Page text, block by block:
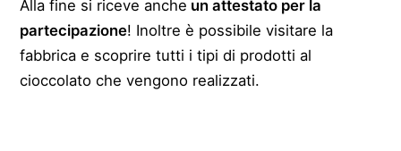
Alla fine si riceve anche un attestato per la
partecipazione! Inoltre è possibile visitare la
fabbrica e scoprire tutti i tipi di prodotti al
cioccolato che vengono realizzati.